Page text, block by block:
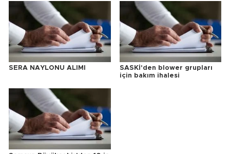
SERA NAYLONU ALIMI
SASKİ'den blower grupları
için bakım ihalesi